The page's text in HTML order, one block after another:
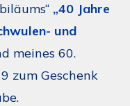
„40 Jahre
und
meines 60.
zum Geschenk